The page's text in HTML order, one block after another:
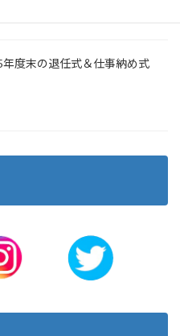
度末の退任式＆仕事納め式